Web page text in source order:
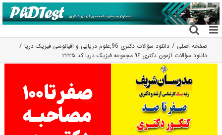
رفتن
به
محتوا
صفحه اصلی دانلود سؤالات دکتری 96 ,علوم دریایی و اقیانوسی فیزیک دریا
دانلود سؤالات آزمون دکتری ۹۶ مجموعه فیزیک دریا کد ۲۲۳۵